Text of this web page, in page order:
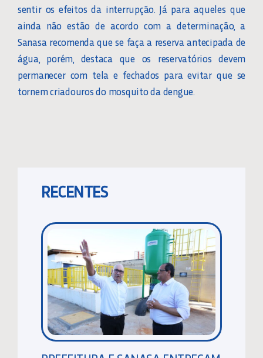
sentir os efeitos da interrupção. Já para aqueles que
ainda não estão de acordo com a determinação, a
Sanasa recomenda que se faça a reserva antecipada de
água, porém, destaca que os reservatórios devem
permanecer com tela e fechados para evitar que se
tornem criadouros do mosquito da dengue.
RECENTES